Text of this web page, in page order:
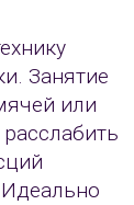
Занятие
или